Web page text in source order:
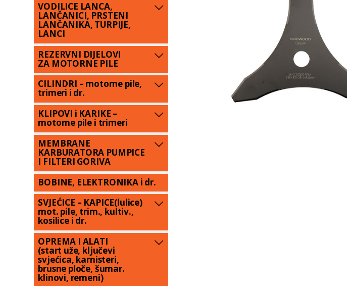
VODILICE LANCA,
LANČANICI, PRSTENI
LANČANIKA, TURPIJE,
LANCI
REZERVNI DIJELOVI
ZA MOTORNE PILE
CILINDRI – motorne pile,
trimeri i dr.
KLIPOVI i KARIKE –
motorne pile i trimeri
MEMBRANE
KARBURATORA PUMPICE
I FILTERI GORIVA
BOBINE, ELEKTRONIKA i dr.
SVJEĆICE – KAPICE(lulice)
mot. pile, trim., kultiv.,
kosilice i dr.
OPREMA I ALATI
(start uže, ključevi
svjećica, karnisteri,
brusne ploče, šumar.
klinovi, remeni)